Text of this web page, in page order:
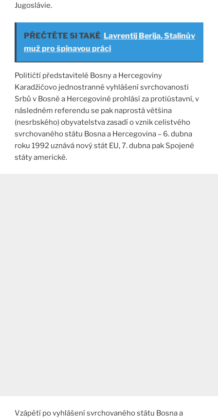
Jugoslávie.
PŘEČTĚTE SI TAKÉ Lavrentij Berija. Stalinův
muž pro špinavou práci
Političtí představitelé Bosny a Hercegoviny
Karadžičovo jednostranné vyhlášení svrchovanosti
Srbů v Bosně a Hercegovině prohlásí za protiústavní, v
následném referendu se pak naprostá většina
(nesrbského) obyvatelstva zasadí o vznik celistvého
svrchovaného státu Bosna a Hercegovina – 6. dubna
roku 1992 uznává nový stát EU, 7. dubna pak Spojené
státy americké.
Vzápětí po vyhlášení svrchovaného státu Bosna a